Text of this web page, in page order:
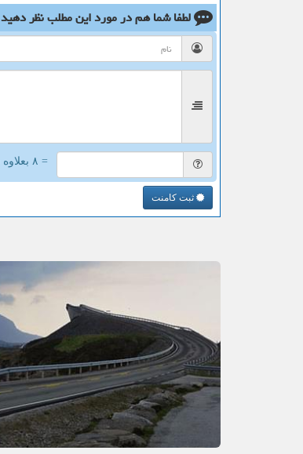
لطفا شما همدر مورد این مطلبنظر دهید
= ۸ بعلاوه ۵
ثبت کامنت